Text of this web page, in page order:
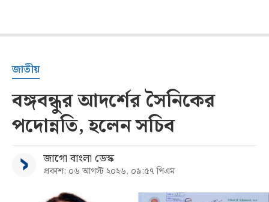
জাতীয়
বঙ্গবন্ধুর আদর্শের সৈনিকের
পদোন্নতি, হলেন সচিব
জাগো বাংলা ডেস্ক
প্রকাশ: ০৬ আগস্ট ২০২৬, ০৯:৫৭ পিএম